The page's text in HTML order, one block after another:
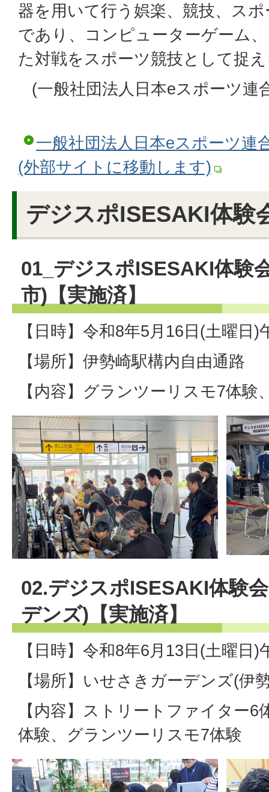
器を用いて行う娯楽、競技、ス
であり、コンピューターゲーム
た対戦をスポーツ競技として捉
(一般社団法人日本eスポーツ連
一般社団法人日本eスポーツ連
(外部サイトに移動します)
デジスポISESAKI体験
01_デジスポISESAKI体験
市)【実施済】
【日時】令和8年5月16日(土曜日
【場所】伊勢崎駅構内自由通路
【内容】グランツーリスモ7体
02.デジスポISESAKI体験
デンズ)【実施済】
【日時】令和8年6月13日(土曜日)
【場所】いせさきガーデンズ(伊
【内容】ストリートファイター
体験、グランツーリスモ7体験